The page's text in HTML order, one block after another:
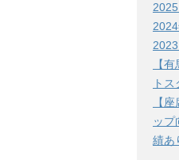
【
ト
【
ップ
績あ